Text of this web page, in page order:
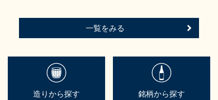
一覧をみる
造りから探す 銘柄から探す